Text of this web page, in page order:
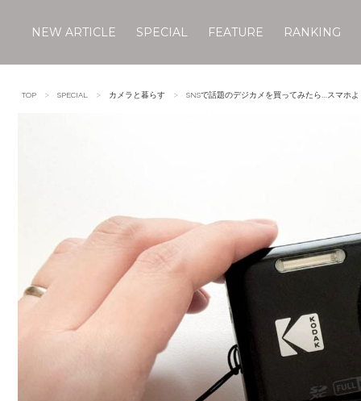
NEW ARTICLE SPECIAL FEATURE RANKING
TOP SPECIAL カメラと暮らす SNSで話題のデジカメを買ってみたら…スマホ